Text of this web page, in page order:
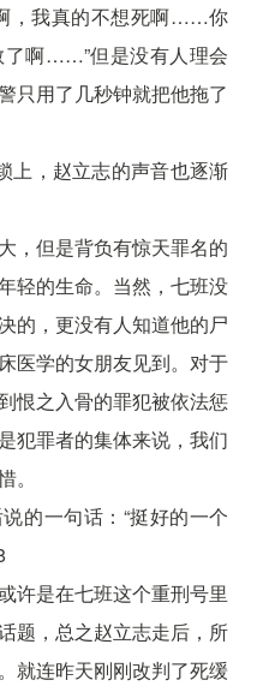
，我真的不想死啊……你
了啊……”但是没有人理会
只用了几秒钟就把他拖了
上，赵立志的声音也逐渐
，但是背负有惊天罪名的
轻的生命。当然，七班没
的，更没有人知道他的尸
医学的女朋友见到。对于
恨之入骨的罪犯被依法惩
犯罪者的集体来说，我们
的一句话：“挺好的一个
许是在七班这个重刑号里
题，总之赵立志走后，所
就连昨天刚刚改判了死缓